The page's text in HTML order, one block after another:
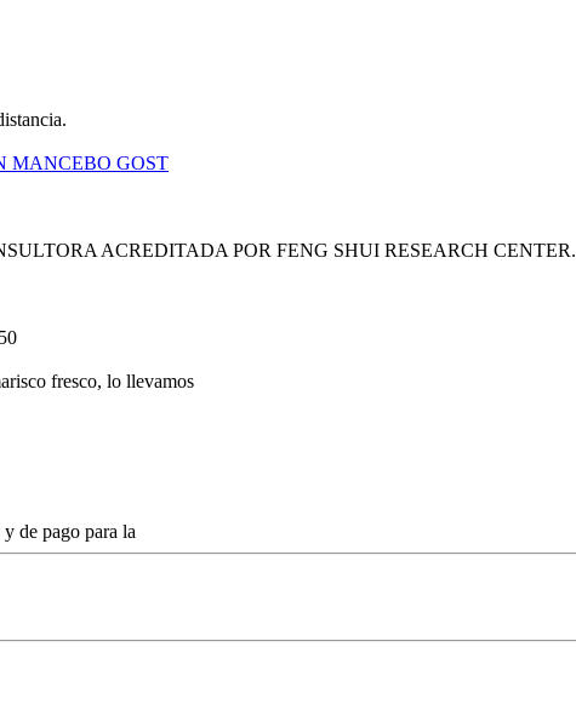
MANCEBO GOST
ACREDITADA POR FENG SHUI RESEARCH CENTER.
fresco, lo llevamos
de pago para la